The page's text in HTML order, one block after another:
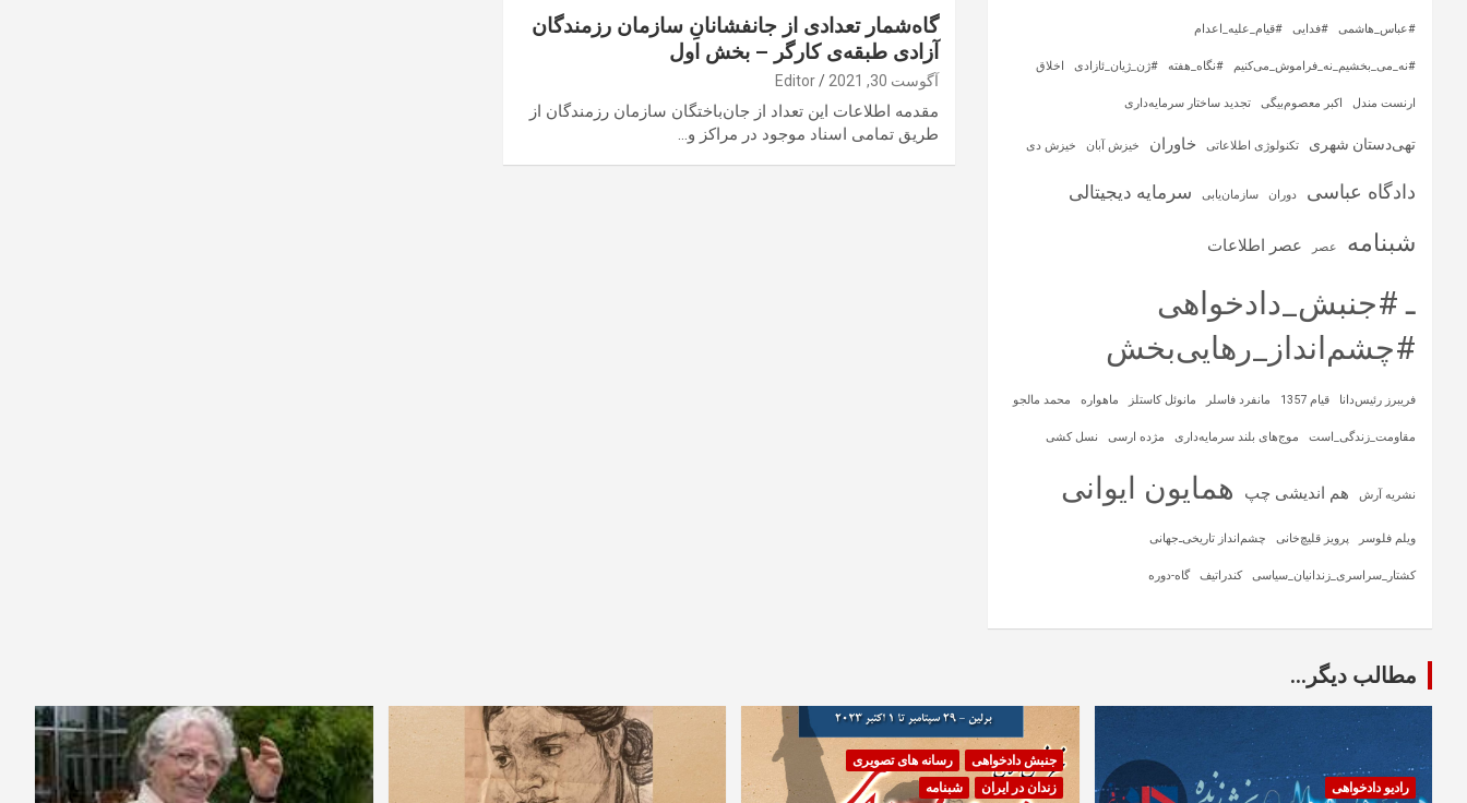
گاه‌شمار تعدادی از جانفشانانِ سازمان رزمندگان
آزادی طبقه‌ی کارگر – بخش اول
آگوست 30, 2021 Editor
مقدمه اطلاعات این تعداد از جان‌باختگان سازمان رزمندگان از
طریق تمامی اسناد موجود در مراکز و…
#عباس_هاشمی #فدایی #قیام_علیه_اعدام
#نه_می_بخشیم_نه_فراموش_می‌کنیم #نگاه_هفته #ژن_ژیان_ئازادی اخلاق
ارنست مندل اکبر معصوم‌بیگی تجدید ساختار سرمایه‌داری
تهی‌دستان شهری تکنولوژی اطلاعاتی خاوران خیزش آبان خیزش دی
دادگاه عباسی دوران سازمان‌یابی سرمایه‌ دیجیتالی
شبنامه عصر عصر اطلاعات
ـ #جنبش_دادخواهی
#چشم‌انداز_رهایی‌بخش
فریبرز رئیس‌دانا قیام 1357 مانفرد فاسلر مانوئل کاستلز ماهواره‌ محمد مالجو
مقاومت_زندگی_است موج‌های بلند سرمایه‌داری مژده ارسی نسل کشی
نشریه آرش هم اندیشی چپ همایون ایوانی
ویلم فلوسر پرویز قلیچ‌خانی چشم‌انداز تاریخی‌ـ‌جهانی
کشتار_سراسری_زندانیان_سیاسی کندراتیف گاه-دوره
مطالب دیگر...
رادیو دادخواهی
جنبش دادخواهی
رسانه های تصویری
زندان در ایران
شبنامه